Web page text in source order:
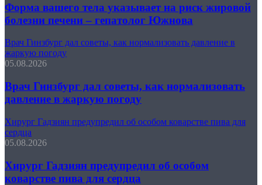
Форма вашего тела указывает на риск жировой
болезни печени – гепатолог Южнова
Врач Гинзбург дал советы, как нормализовать давление в
жаркую погоду
05.08.2026
Врач Гинзбург дал советы, как нормализовать
давление в жаркую погоду
Хирург Гадзиян предупредил об особом коварстве пива для
сердца
05.08.2026
Хирург Гадзиян предупредил об особом
коварстве пива для сердца